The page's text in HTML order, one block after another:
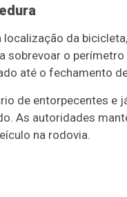
da
sobrevoar o
até o fechamento
de entorpecentes
As autoridades
na rodovia.